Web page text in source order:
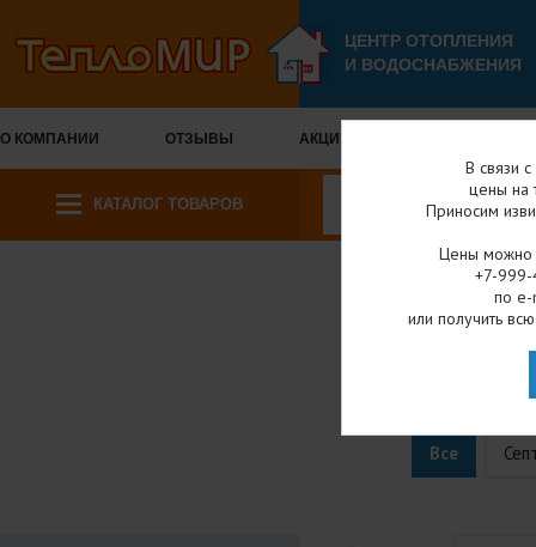
ЦЕНТР ОТОПЛЕНИЯ
И ВОДОСНАБЖЕНИЯ
О КОМПАНИИ ОТЗЫВЫ АКЦИИ И СКИДКИ
КАТАЛОГ ТОВАРОВ
Все
В связи
цены на
Приносим
Цены можно
+7-
по
или получить